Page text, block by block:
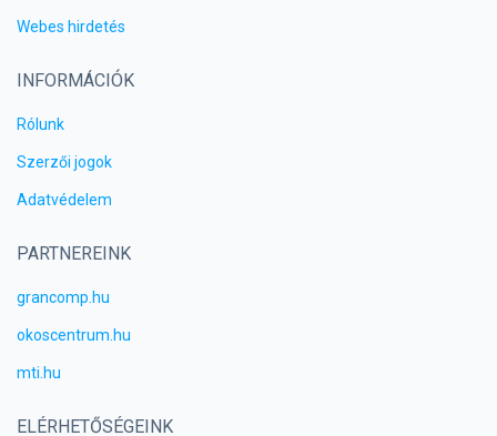
Webes hirdetés
INFORMÁCIÓK
Rólunk
Szerzői jogok
Adatvédelem
PARTNEREINK
grancomp.hu
okoscentrum.hu
mti.hu
ELÉRHETŐSÉGEINK